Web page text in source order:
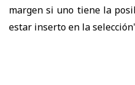
margen si uno tiene la
estar inserto en la